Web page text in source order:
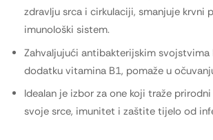
zdravlju srca i cirkulaciji, smanjuje krvni
imunološki sistem.
Zahvaljujući antibakterijskim svojstvima
dodatku vitamina B1, pomaže u
Idealan je izbor za one koji traže
svoje srce, imunitet i zaštite tijelo od